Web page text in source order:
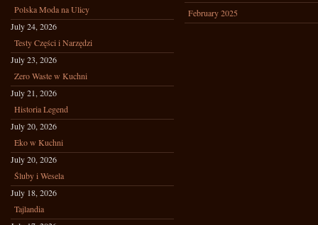
Polska Moda na Ulicy
July 24, 2026
Testy Części i Narzędzi
July 23, 2026
Zero Waste w Kuchni
July 21, 2026
Historia Legend
July 20, 2026
Eko w Kuchni
July 20, 2026
Śluby i Wesela
July 18, 2026
Tajlandia
February 2025